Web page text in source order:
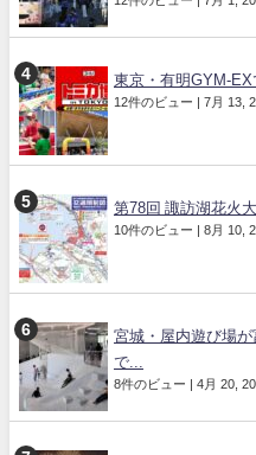
東京・有明GYM-EX
12件のビュー | 7月 13,
第78回 諏訪湖花火
10件のビュー | 8月 10,
宮城・屋内遊び場
で...
8件のビュー | 4月 20,